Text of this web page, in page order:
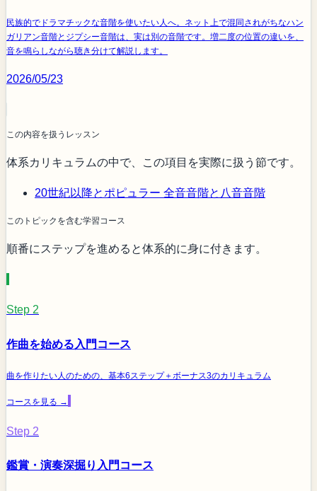
民族的でドラマチックな音階を使いたい人へ。ネット上で混同されがちなハン
ガリアン音階とジプシー音階は、実は別の音階です。増二度の位置の違いを、
音を鳴らしながら聴き分けて解説します。
2026/05/23
この内容を扱うレッスン
体系カリキュラムの中で、この項目を実際に扱う節です。
20世紀以降とポピュラー 全音音階と八音音階
このトピックを含む学習コース
順番にステップを進めると体系的に身に付きます。
Step 2
作曲を始める入門コース
曲を作りたい人のための、基本6ステップ＋ボーナス3のカリキュラム
コースを見る →
Step 2
鑑賞・演奏深掘り入門コース